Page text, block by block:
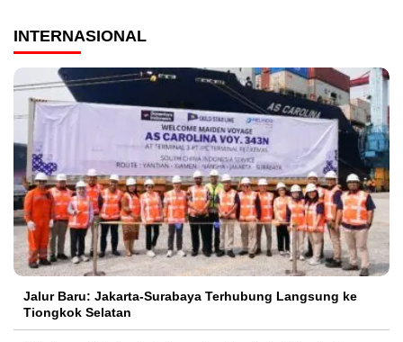
INTERNASIONAL
Jalur Baru: Jakarta-Surabaya Terhubung Langsung ke
Tiongkok Selatan